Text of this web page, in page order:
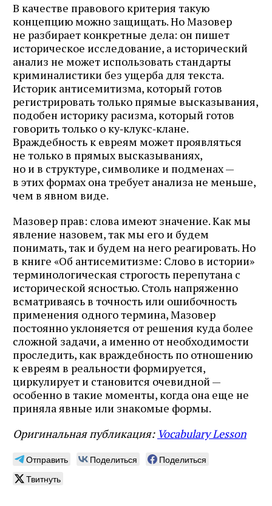
В качестве правового критерия такую
концепцию можно защищать. Но Мазовер
не разбирает конкретные дела: он пишет
историческое исследование, а исторический
анализ не может использовать стандарты
криминалистики без ущерба для текста.
Историк антисемитизма, который готов
регистрировать только прямые высказывания,
подобен историку расизма, который готов
говорить только о ку‑клукс‑клане.
Враждебность к евреям может проявляться
не только в прямых высказываниях,
но и в структуре, символике и подменах —
в этих формах она требует анализа не меньше,
чем в явном виде.
Мазовер прав: слова имеют значение. Как мы
явление назовем, так мы его и будем
понимать, так и будем на него реагировать. Но
в книге «Об антисемитизме: Слово в истории»
терминологическая строгость перепутана с
исторической ясностью. Столь напряженно
всматриваясь в точность или ошибочность
применения одного термина, Мазовер
постоянно уклоняется от решения куда более
сложной задачи, а именно от необходимости
проследить, как враждебность по отношению
к евреям в реальности формируется,
циркулирует и становится очевидной —
особенно в такие моменты, когда она еще не
приняла явные или знакомые формы.
Оригинальная публикация: Vocabulary Lesson
Отправить Поделиться
Поделиться
Твитнуть